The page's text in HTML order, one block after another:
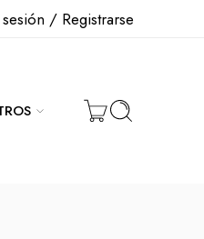
/ Registrarse